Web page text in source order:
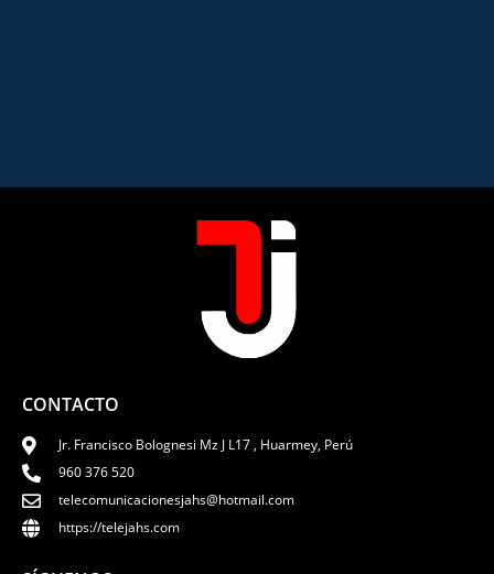
CONTACTO
Jr. Francisco Bolognesi Mz J L17 , Huarmey, Perú
960 376 520
telecomunicacionesjahs@hotmail.com
https://telejahs.com